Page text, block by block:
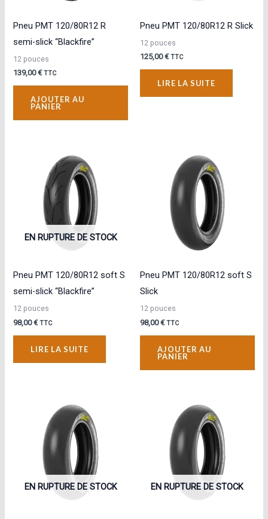
Pneu PMT 120/80R12 R
semi-slick “Blackfire”
12 pouces
139,00€ TTC
AJOUTER AU
PANIER
Pneu PMT 120/80R12 R Slick
12 pouces
125,00€ TTC
LIRE LA SUITE
EN RUPTURE DE STOCK
Pneu PMT 120/80R12 soft S
semi-slick “Blackfire”
12 pouces
98,00€ TTC
LIRE LA SUITE
Pneu PMT 120/80R12 soft S
Slick
12 pouces
98,00€ TTC
AJOUTER AU
PANIER
EN RUPTURE DE STOCK EN RUPTURE DE STOCK